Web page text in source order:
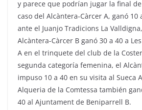
y parece que podrían jugar la final
caso del Alcàntera-Càrcer A, ganó 10
ante el Juanjo Tradicions La
Alcàntera-Càrcer B ganó 30 a 40 a
A en el trinquete del club de la
segunda categoría femenina, el
impuso 10 a 40 en su visita al Sueca
Alqueria de la Comtessa también
40 al Ajuntament de Beniparrell B.